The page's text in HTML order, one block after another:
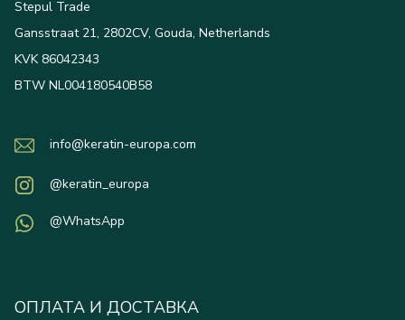
Stepul Trade
Gansstraat 21, 2802CV, Gouda, Netherlands
KVK 86042343
BTW NL004180540B58
info@keratin-europa.com
@keratin_europa
@WhatsApp
ОПЛАТА И ДОСТАВКА